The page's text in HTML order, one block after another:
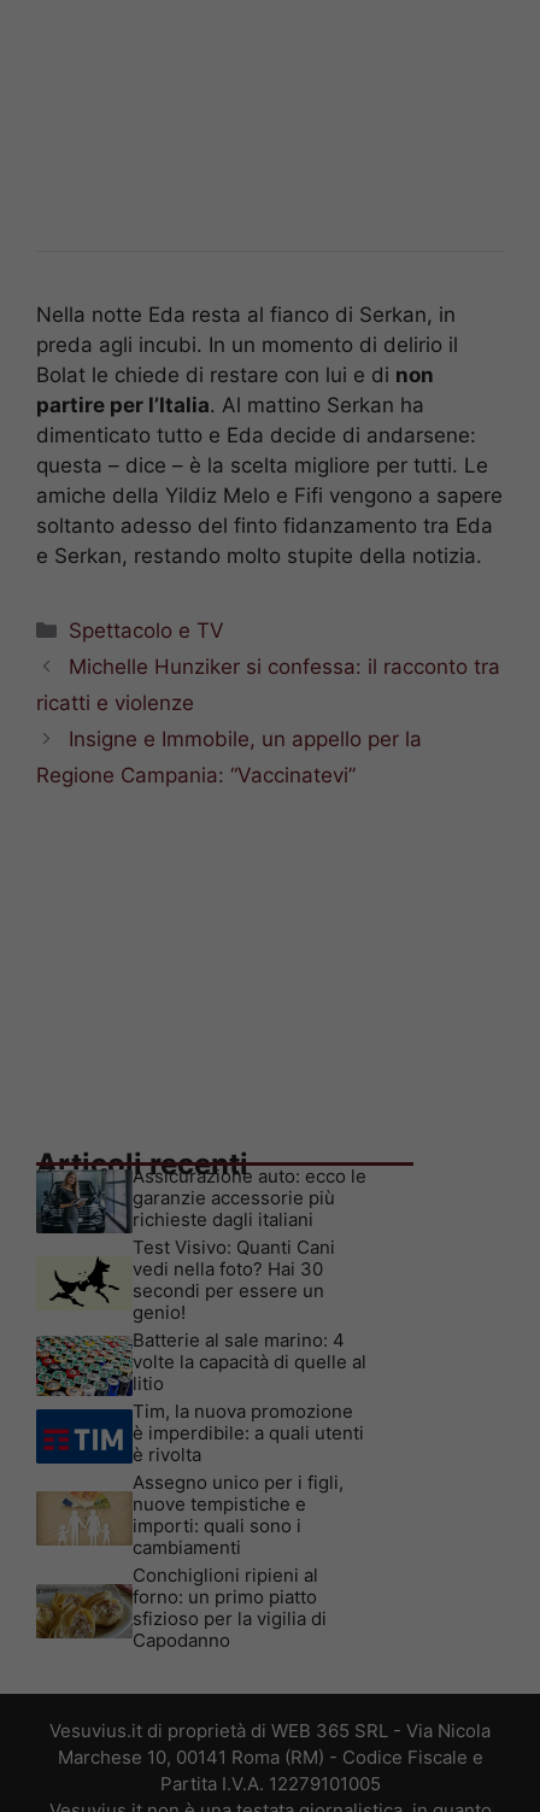
Nella notte Eda resta al fianco di Serkan, in
preda agli incubi. In un momento di delirio il
Bolat le chiede di restare con lui e di non
partire per l’Italia. Al mattino Serkan ha
dimenticato tutto e Eda decide di andarsene:
questa – dice – è la scelta migliore per tutti. Le
amiche della Yildiz Melo e Fifi vengono a sapere
soltanto adesso del finto fidanzamento tra Eda
e Serkan, restando molto stupite della notizia.
Categorie
Spettacolo e TV
Michelle Hunziker si confessa: il racconto tra
ricatti e violenze
Insigne e Immobile, un appello per la
Regione Campania: “Vaccinatevi”
Articoli recenti
Assicurazione auto: ecco le
garanzie accessorie più
richieste dagli italiani
Test Visivo: Quanti Cani
vedi nella foto? Hai 30
secondi per essere un
genio!
Batterie al sale marino: 4
volte la capacità di quelle al
litio
Tim, la nuova promozione
è imperdibile: a quali utenti
è rivolta
Assegno unico per i figli,
nuove tempistiche e
importi: quali sono i
cambiamenti
Conchiglioni ripieni al
forno: un primo piatto
sfizioso per la vigilia di
Capodanno
Vesuvius.it di proprietà di WEB 365 SRL - Via Nicola
Marchese 10, 00141 Roma (RM) - Codice Fiscale e
Partita I.V.A. 12279101005